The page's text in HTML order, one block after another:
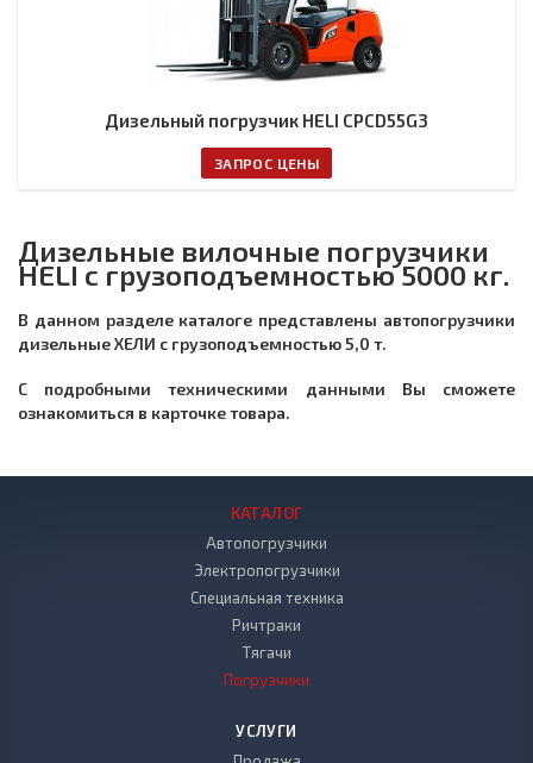
Дизельный погрузчик HELI CPCD55G3
ЗАПРОС ЦЕНЫ
Дизельные вилочные погрузчики
HELI с грузоподъемностью 5000 кг.
В данном разделе каталоге представлены автопогрузчики
дизельные ХЕЛИ с грузоподъемностью 5,0 т.
С подробными техническими данными Вы сможете
ознакомиться в карточке товара.
КАТАЛОГ
Автопогрузчики
Электропогрузчики
Специальная техника
Ричтраки
Тягачи
Погрузчики
УСЛУГИ